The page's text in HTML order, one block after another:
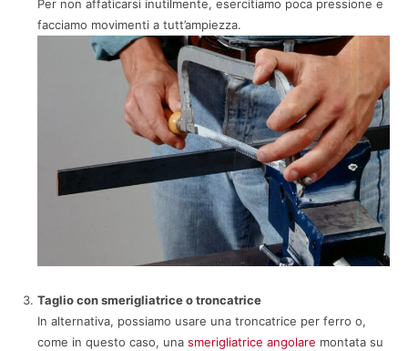
Per non affaticarsi inutilmente, esercitiamo poca pressione e
facciamo movimenti a tutt’ampiezza.
Taglio con smerigliatrice o troncatrice
In alternativa, possiamo usare una troncatrice per ferro o,
come in questo caso, una smerigliatrice angolare montata su